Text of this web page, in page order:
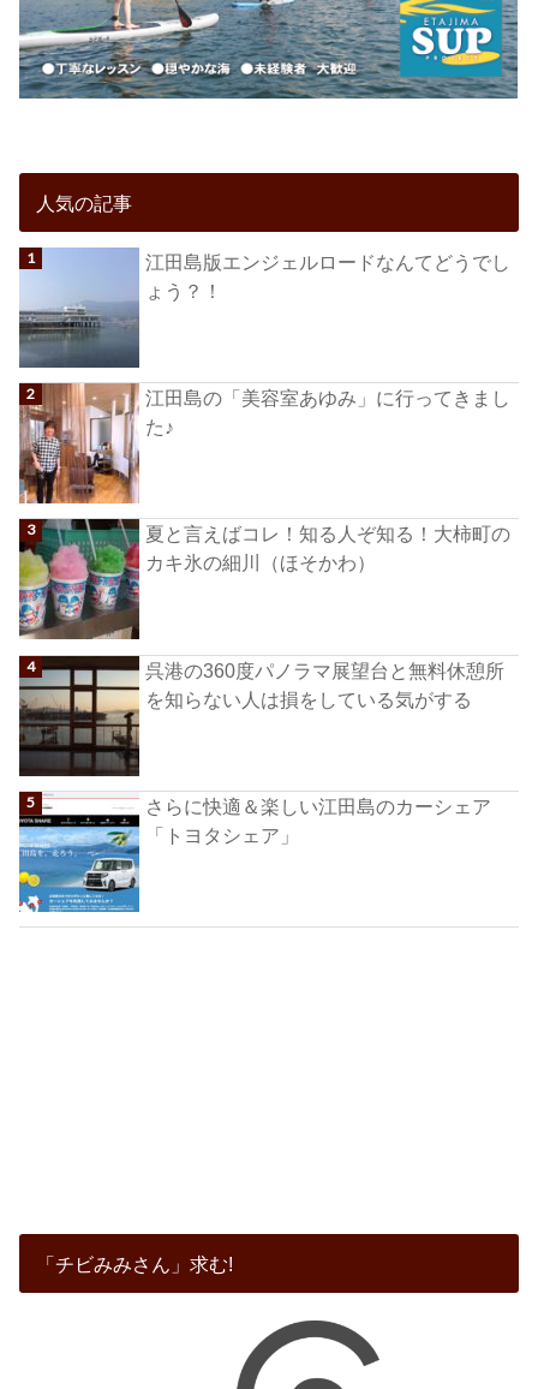
人気の記事
江田島版エンジェルロードなんてどうでし
ょう？！
江田島の「美容室あゆみ」に行ってきまし
た♪
夏と言えばコレ！知る人ぞ知る！大柿町の
カキ氷の細川（ほそかわ）
呉港の360度パノラマ展望台と無料休憩所
を知らない人は損をしている気がする
さらに快適＆楽しい江田島のカーシェア
「トヨタシェア」
「チビみみさん」求む!